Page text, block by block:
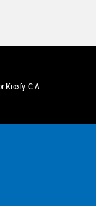
Krosfy. C.A.